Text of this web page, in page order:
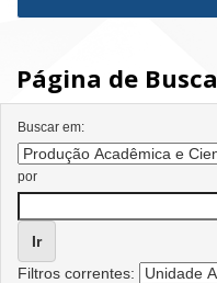
Página de Busca
Buscar em:
por
Filtros correntes: